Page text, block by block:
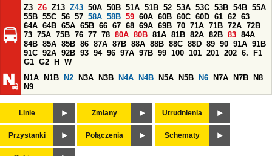
Z3 Z6 Z13 Z43 50A 50B 51A 51B 52 53A 53C 53B 54B 55A
55B 55C 56 57 58A 58B 59 60A 60B 60C 60D 61 62 63
64A 64B 65A 65B 66 67 68 69A 69B 70 71A 71B 72A 72B
73 75A 75B 76 77 78 80A 80B 81A 81B 82A 82B 83 84A
84B 85A 85B 86 87A 87B 88A 88B 88C 88D 89 90 91A 91B
91C 92A 92B 93 94 96 97A 97B 99 100 101 201 202 6.
F1
G1 G2 H
W
N1A
N1B N2 N3A N3B N4A N4B N5A N5B N6 N7A N7B
N8
N9
Linie Zmiany Utrudnienia
Przystanki Połączenia Schematy